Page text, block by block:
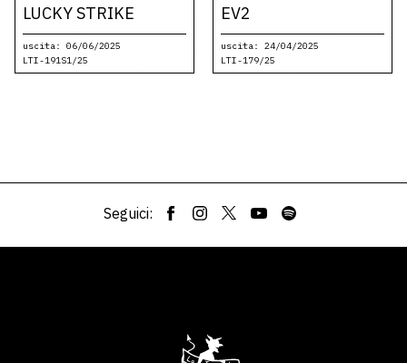
LUCKY STRIKE
uscita: 06/06/2025
LTI-191S1/25
EV2
uscita: 24/04/2025
LTI-179/25
Seguici: